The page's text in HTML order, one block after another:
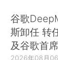
谷歌
斯卸任 转
及谷歌首
2026年08月